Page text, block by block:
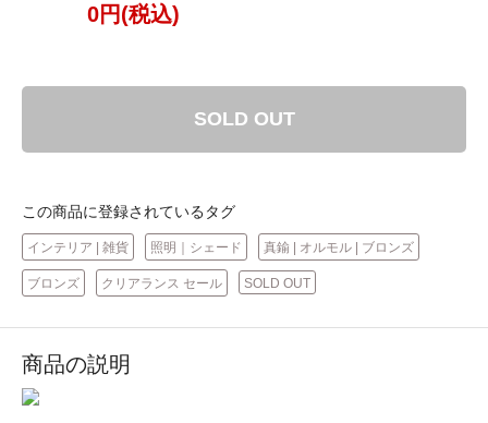
0円(税込)
SOLD OUT
この商品に登録されているタグ
インテリア | 雑貨 照明｜シェード 真鍮 | オルモル | ブロンズ
ブロンズ クリアランス セール SOLD OUT
商品の説明